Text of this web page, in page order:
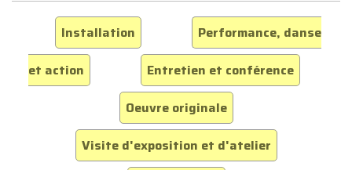
Installation
Performance, danse
et action
Entretien et conférence
Oeuvre originale
Visite d'exposition et d'atelier